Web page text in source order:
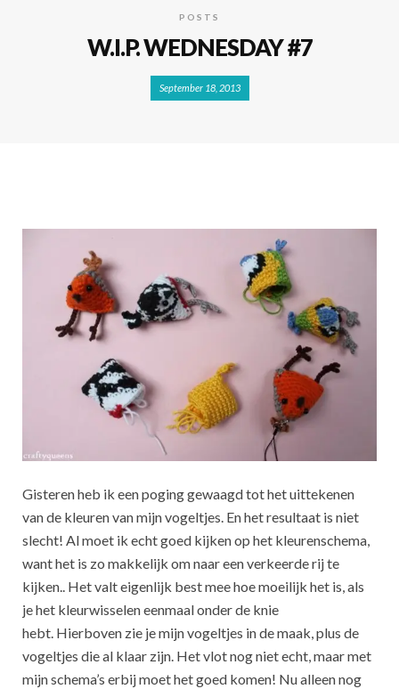
POSTS
W.I.P. WEDNESDAY #7
September 18, 2013
Gisteren heb ik een poging gewaagd tot het uittekenen
van de kleuren van mijn vogeltjes. En het resultaat is niet
slecht! Al moet ik echt goed kijken op het kleurenschema,
want het is zo makkelijk om naar een verkeerde rij te
kijken.. Het valt eigenlijk best mee hoe moeilijk het is, als
je het kleurwisselen eenmaal onder de knie
hebt. Hierboven zie je mijn vogeltjes in de maak, plus de
vogeltjes die al klaar zijn. Het vlot nog niet echt, maar met
mijn schema’s erbij moet het goed komen! Nu alleen nog